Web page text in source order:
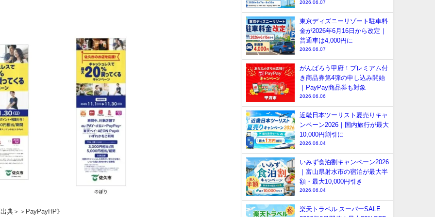
典＞＞PayPayHP》
2026.06.07
東京ディズニーリゾート駐車料
金が2026年6月16日から改定｜
普通車は4,000円に
2026.06.07
がんばろう甲府！プレミアム付
き商品券第4弾の申し込み開始
｜PayPay商品券も対象
2026.06.06
近畿日本ツーリスト夏売りキャ
ンペーン2026｜国内旅行が最大
10,000円割引に
2026.06.04
いみず食泊割キャンペーン2026
｜富山県射水市の宿泊が最大半
額・最大10,000円引き
2026.06.04
楽天トラベル スーパーSALE